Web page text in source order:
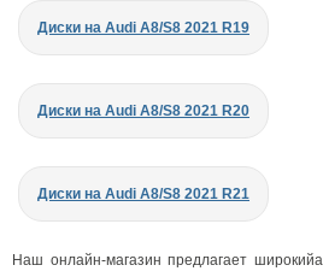
Диски на Audi A8/S8 2021 R19
Диски на Audi A8/S8 2021 R20
Диски на Audi A8/S8 2021 R21
Наш онлайн-магазин предлагает